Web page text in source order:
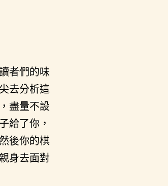
者們的味
去分析這
盡量不設
給了你，
後你的棋
身去面對